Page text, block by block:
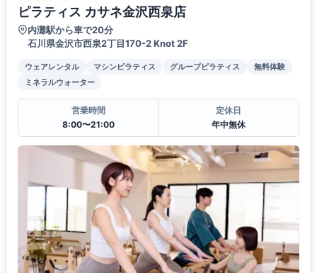
ピラティス カサネ金沢西泉店
内灘駅から車で20分
石川県金沢市西泉2丁目170-2 Knot 2F
ウェアレンタル マシンピラティス グループピラティス
無料体験
ミネラルウォーター
営業時間
8:00〜21:00
定休日
年中無休